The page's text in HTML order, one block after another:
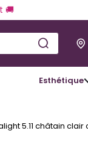
🚚
Esthétique
5.11 châtain